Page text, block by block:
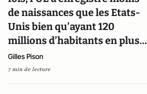
de naissances que les Etats-
Unis bien qu’ayant 120
millions d’habitants en plus…
Gilles Pison
7 min de lecture